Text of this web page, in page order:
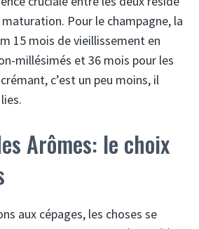
Pour le champagne, la
15 mois de vieillissement en
millésimés et 36 mois pour les
c’est un peu moins, il
Arômes: le choix
aux cépages, les choses se